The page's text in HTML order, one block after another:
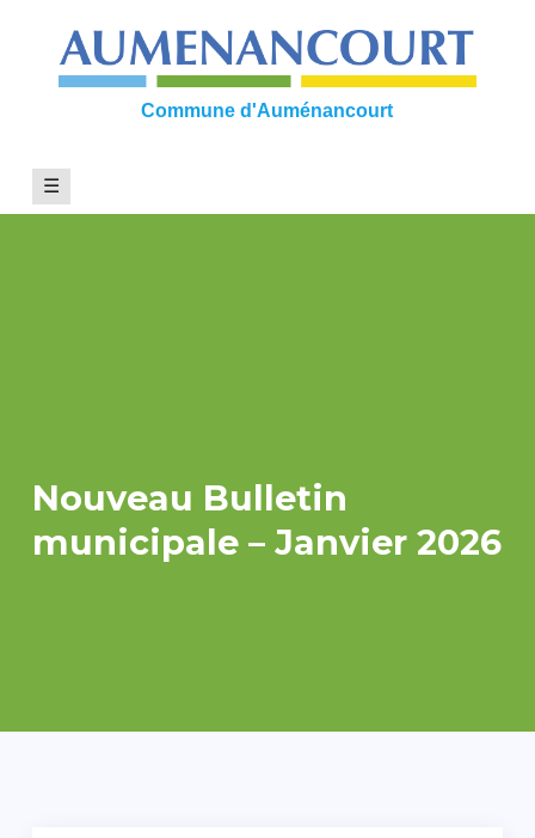
content
Commune d'Auménancourt
☰
Nouveau Bulletin
municipale – Janvier 2026